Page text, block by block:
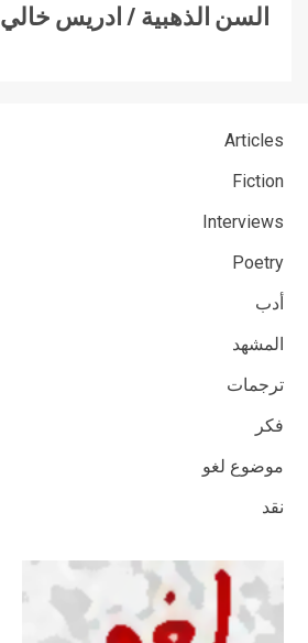
السن الذهبية / ادريس خالي
Articles
Fiction
Interviews
Poetry
أدب
المشهد
ترجمات
فكر
موضوع لغو
نقد